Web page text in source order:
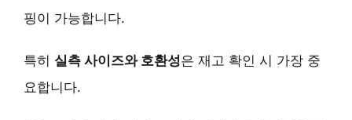
핑이 가능합니다.
특히 실측 사이즈와 호환성은 재고 확인 시 가장 중
요합니다.